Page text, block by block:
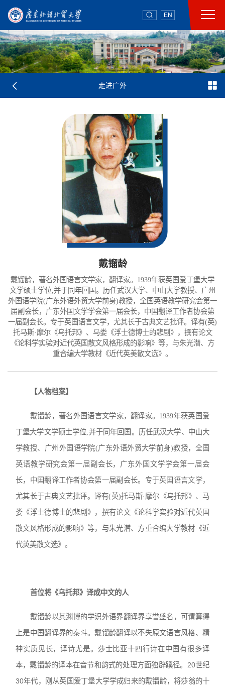
EN
走进广外
戴镏龄
戴镏龄，著名外国语言文学家，翻译家。1939年获英国爱丁堡大学
文学硕士学位,并于同年回国。历任武汉大学、中山大学教授、广州
外国语学院(广东外语外贸大学前身)教授，全国英语教学研究会第一
届副会长，广东外国文学学会第一届会长，中国翻译工作者协会第
一届副会长。专于英国语言文学，尤其长于古典文艺批评。译有(英)
托马斯·摩尔《乌托邦》、马娄《浮士德博士的悲剧》，撰有论文
《论科学实验对近代英国散文风格形成的影响》等，与朱光潜、方
重合编大学教材《近代英美散文选》。
【人物档案】
戴镏龄，著名外国语言文学家，翻译家。1939年获英国爱
丁堡大学文学硕士学位,并于同年回国。历任武汉大学、中山大
学教授、广州外国语学院(广东外语外贸大学前身)教授，全国
英语教学研究会第一届副会长，广东外国文学学会第一届会
长，中国翻译工作者协会第一届副会长。专于英国语言文学，
尤其长于古典文艺批评。译有(英)托马斯·摩尔《乌托邦》、马
娄《浮士德博士的悲剧》，撰有论文《论科学实验对近代英国
散文风格形成的影响》等，与朱光潜、方重合编大学教材《近
代英美散文选》。
首位将《乌托邦》译成中文的人
戴镏龄以其渊博的学识外语界翻译界享誉盛名，可谓算得
上是中国翻译界的泰斗。戴镏龄翻译以不失原文语言风格、精
神实质见长，译诗尤是。莎士比亚十四行诗在中国有很多译
本，戴镏龄的译本在音节和韵式的处理方面独辟蹊径。20世纪
30年代，刚从英国爱丁堡大学学成归来的戴镏龄，将莎翁的十